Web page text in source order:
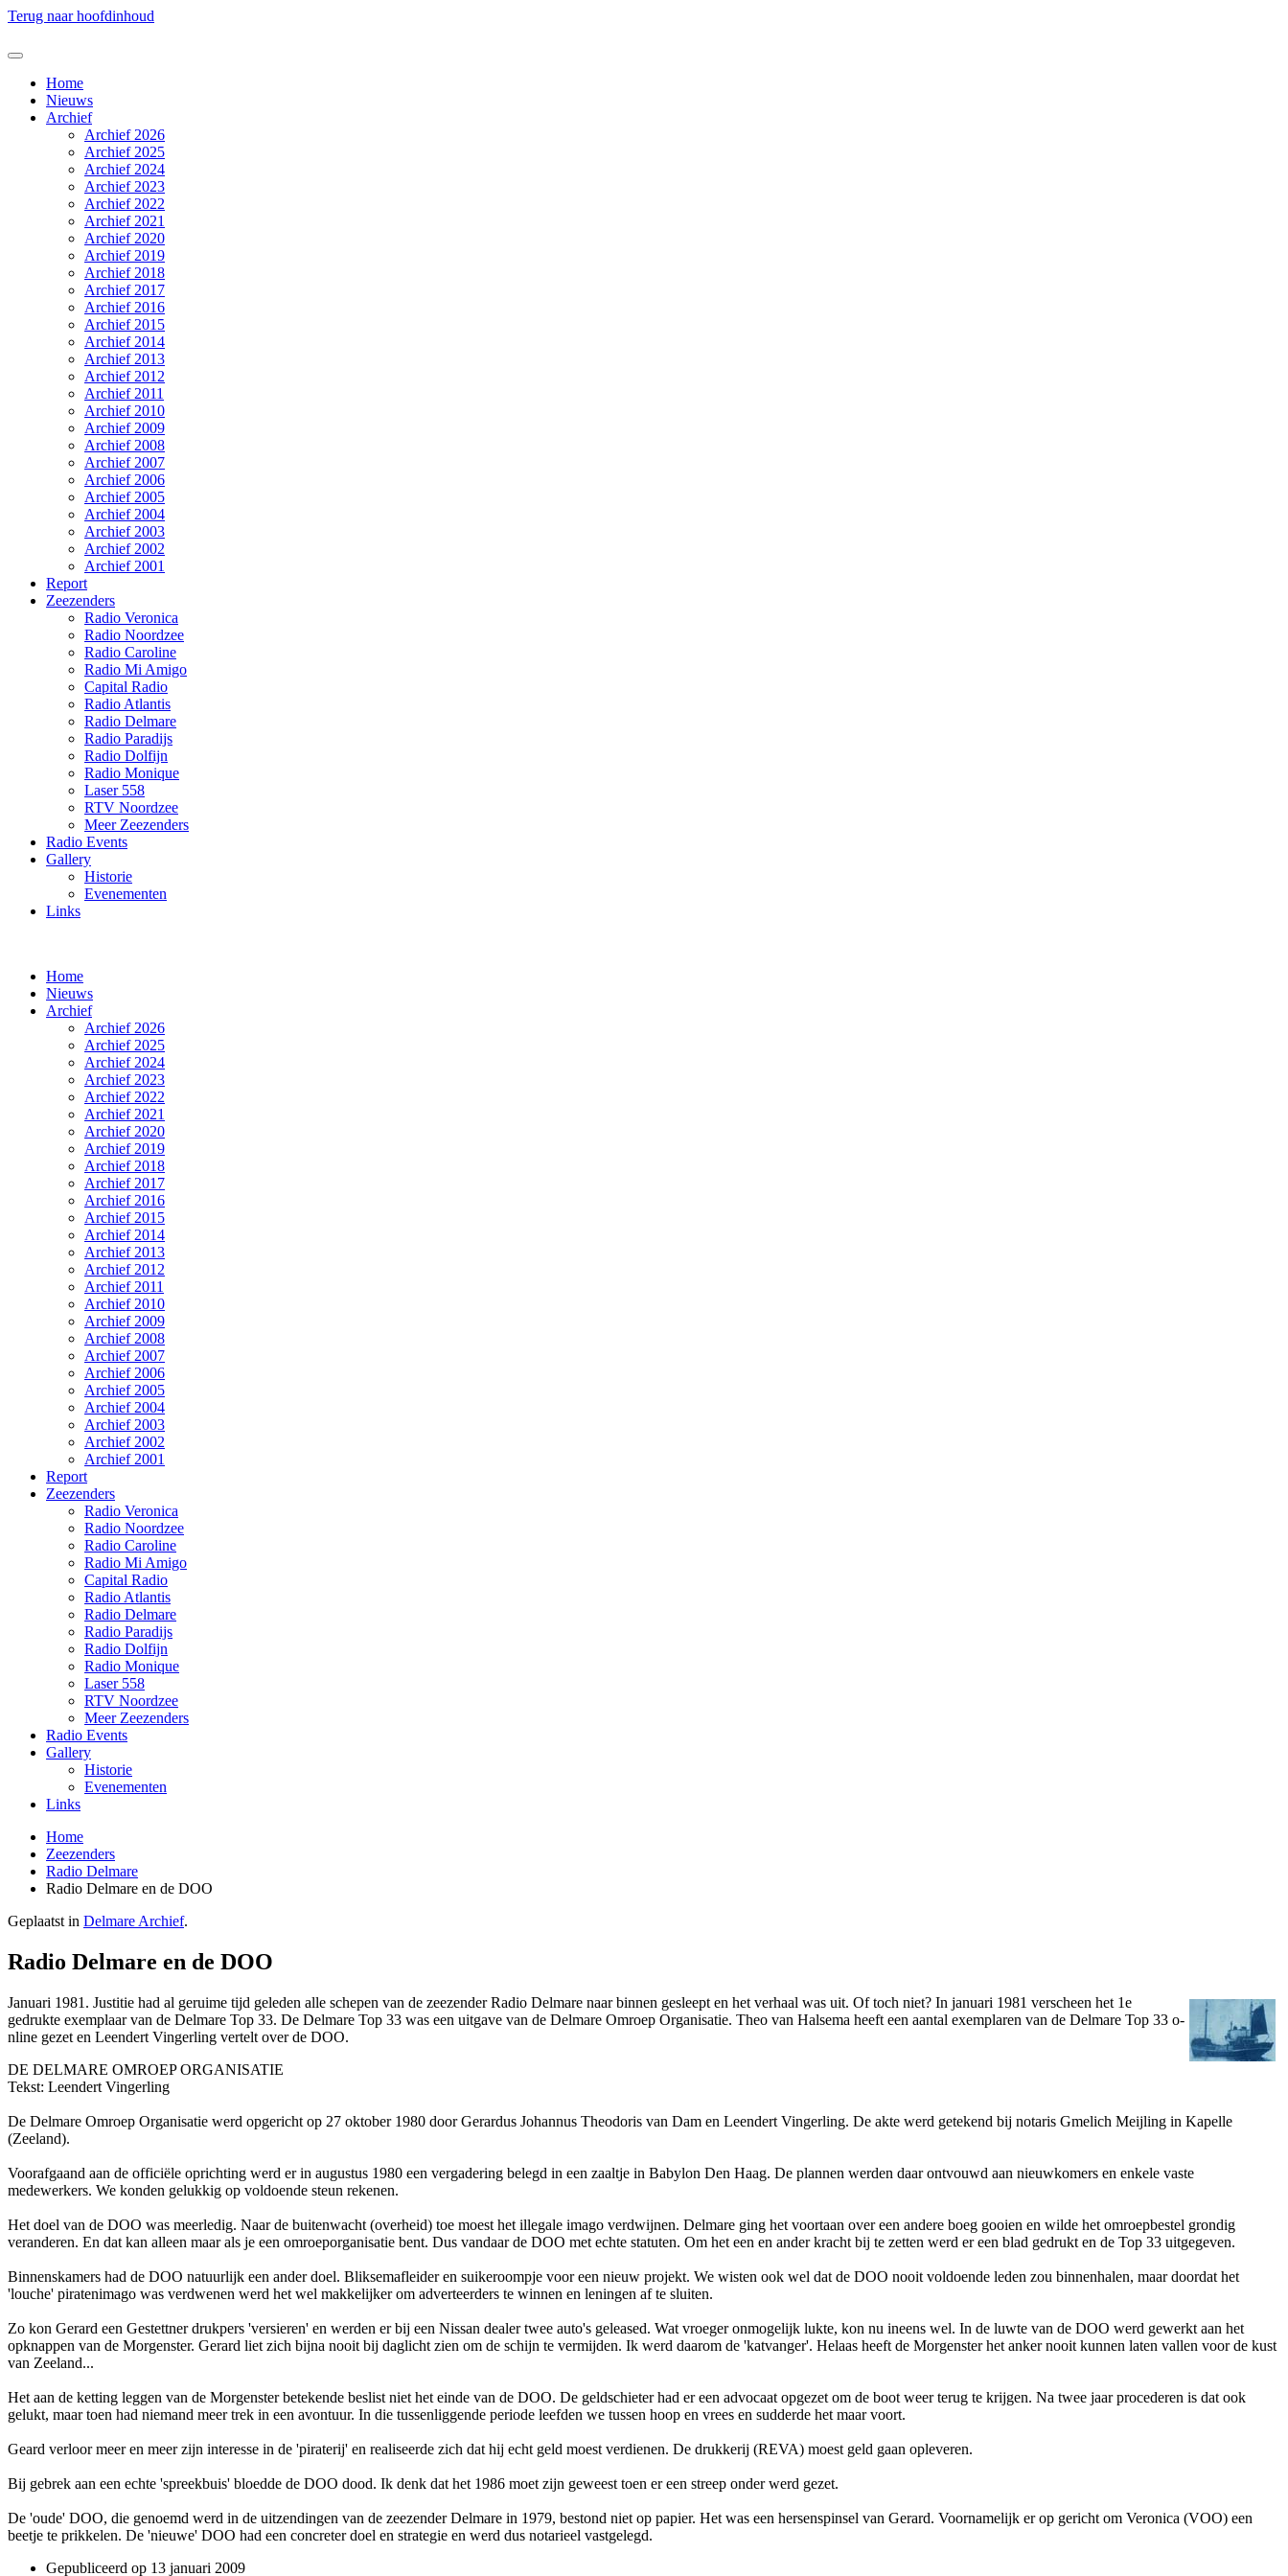
Terug naar hoofdinhoud
Home
Nieuws
Archief
Archief 2026
Archief 2025
Archief 2024
Archief 2023
Archief 2022
Archief 2021
Archief 2020
Archief 2019
Archief 2018
Archief 2017
Archief 2016
Archief 2015
Archief 2014
Archief 2013
Archief 2012
Archief 2011
Archief 2010
Archief 2009
Archief 2008
Archief 2007
Archief 2006
Archief 2005
Archief 2004
Archief 2003
Archief 2002
Archief 2001
Report
Zeezenders
Radio Veronica
Radio Noordzee
Radio Caroline
Radio Mi Amigo
Capital Radio
Radio Atlantis
Radio Delmare
Radio Paradijs
Radio Dolfijn
Radio Monique
Laser 558
RTV Noordzee
Meer Zeezenders
Radio Events
Gallery
Historie
Evenementen
Links
Home
Nieuws
Archief
Archief 2026
Archief 2025
Archief 2024
Archief 2023
Archief 2022
Archief 2021
Archief 2020
Archief 2019
Archief 2018
Archief 2017
Archief 2016
Archief 2015
Archief 2014
Archief 2013
Archief 2012
Archief 2011
Archief 2010
Archief 2009
Archief 2008
Archief 2007
Archief 2006
Archief 2005
Archief 2004
Archief 2003
Archief 2002
Archief 2001
Report
Zeezenders
Radio Veronica
Radio Noordzee
Radio Caroline
Radio Mi Amigo
Capital Radio
Radio Atlantis
Radio Delmare
Radio Paradijs
Radio Dolfijn
Radio Monique
Laser 558
RTV Noordzee
Meer Zeezenders
Radio Events
Gallery
Historie
Evenementen
Links
Home
Zeezenders
Radio Delmare
Radio Delmare en de DOO
Geplaatst in Delmare Archief.
Radio Delmare en de DOO
Januari 1981. Justitie had al geruime tijd geleden alle schepen van de zeezender Radio Delmare naar binnen gesleept en het verhaal was uit. Of toch niet? In januari 1981 verscheen het 1e
gedrukte exemplaar van de Delmare Top 33. De Delmare Top 33 was een uitgave van de Delmare Omroep Organisatie. Theo van Halsema heeft een aantal exemplaren van de Delmare Top 33 o­
nline gezet en Leendert Vingerling vertelt over de DOO.
DE DELMARE OMROEP ORGANISATIE
Tekst: Leendert Vingerling
De Delmare Omroep Organisatie werd opgericht op 27 oktober 1980 door Gerardus Johannus Theodoris van Dam en Leendert Vingerling. De akte werd getekend bij notaris Gmelich Meijling in Kapelle
(Zeeland).
Voorafgaand aan de officiële oprichting werd er in augustus 1980 een vergadering belegd in een zaaltje in Babylon Den Haag. De plannen werden daar o­ntvouwd aan nieuwkomers en enkele vaste
medewerkers. We konden gelukkig op voldoende steun rekenen.
Het doel van de DOO was meerledig. Naar de buitenwacht (overheid) toe moest het illegale imago verdwijnen. Delmare ging het voortaan over een andere boeg gooien en wilde het omroepbestel grondig
veranderen. En dat kan alleen maar als je een omroeporganisatie bent. Dus vandaar de DOO met echte statuten. Om het een en ander kracht bij te zetten werd er een blad gedrukt en de Top 33 uitgegeven.
Binnenskamers had de DOO natuurlijk een ander doel. Bliksemafleider en suikeroompje voor een nieuw projekt. We wisten ook wel dat de DOO nooit voldoende leden zou binnenhalen, maar doordat het
'louche' piratenimago was verdwenen werd het wel makkelijker om adverteerders te winnen en leningen af te sluiten.
Zo kon Gerard een Gestettner drukpers 'versieren' en werden er bij een Nissan dealer twee auto's geleased. Wat vroeger o­nmogelijk lukte, kon nu ineens wel. In de luwte van de DOO werd gewerkt aan het
opknappen van de Morgenster. Gerard liet zich bijna nooit bij daglicht zien om de schijn te vermijden. Ik werd daarom de 'katvanger'. Helaas heeft de Morgenster het anker nooit kunnen laten vallen voor de kust
van Zeeland...
Het aan de ketting leggen van de Morgenster betekende beslist niet het einde van de DOO. De geldschieter had er een advocaat opgezet om de boot weer terug te krijgen. Na twee jaar procederen is dat ook
gelukt, maar toen had niemand meer trek in een avontuur. In die tussenliggende periode leefden we tussen hoop en vrees en sudderde het maar voort.
Geard verloor meer en meer zijn interesse in de 'piraterij' en realiseerde zich dat hij echt geld moest verdienen. De drukkerij (REVA) moest geld gaan opleveren.
Bij gebrek aan een echte 'spreekbuis' bloedde de DOO dood. Ik denk dat het 1986 moet zijn geweest toen er een streep o­nder werd gezet.
De 'oude' DOO, die genoemd werd in de uitzendingen van de zeezender Delmare in 1979, bestond niet op papier. Het was een hersenspinsel van Gerard. Voornamelijk er op gericht om Veronica (VOO) een
beetje te prikkelen. De 'nieuwe' DOO had een concreter doel en strategie en werd dus notarieel vastgelegd.
Gepubliceerd op 13 januari 2009